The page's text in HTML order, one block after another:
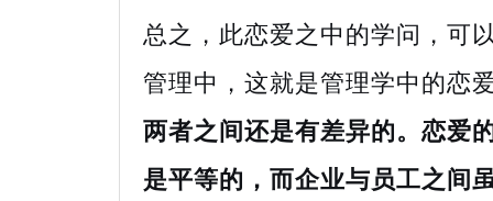
总之，此恋爱之中的学问，可
管理中，这就是管理学中的恋
两者之间还是有差异的。恋爱
是平等的，而企业与员工之间